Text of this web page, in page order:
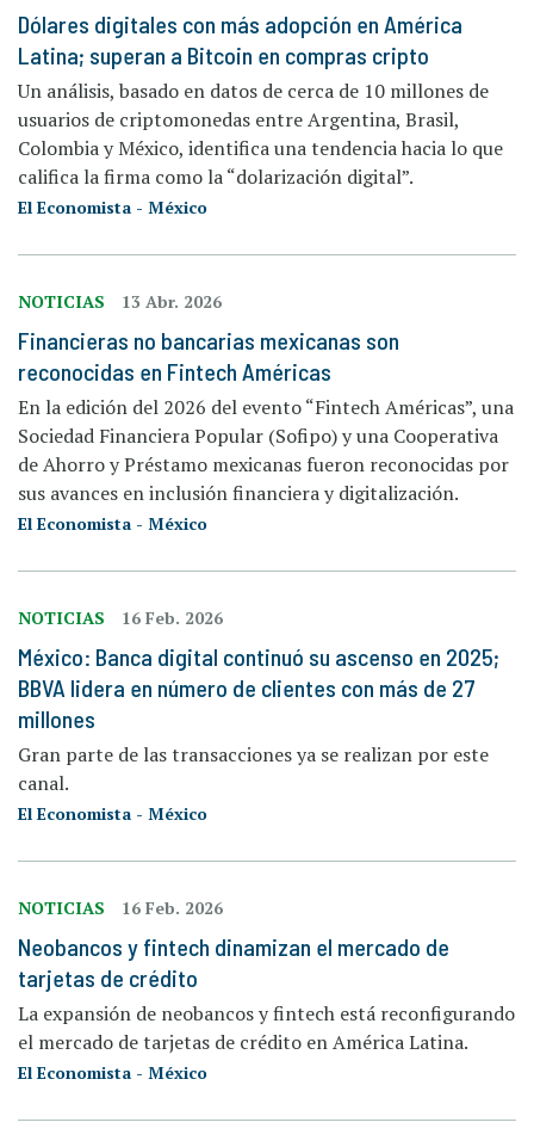
Dólares digitales con más adopción en América
Latina; superan a Bitcoin en compras cripto
Un análisis, basado en datos de cerca de 10 millones de
usuarios de criptomonedas entre Argentina, Brasil,
Colombia y México, identifica una tendencia hacia lo que
califica la firma como la “dolarización digital”.
El Economista - México
NOTICIAS 13 Abr. 2026
Financieras no bancarias mexicanas son
reconocidas en Fintech Américas
En la edición del 2026 del evento “Fintech Américas”, una
Sociedad Financiera Popular (Sofipo) y una Cooperativa
de Ahorro y Préstamo mexicanas fueron reconocidas por
sus avances en inclusión financiera y digitalización.
El Economista - México
NOTICIAS 16 Feb. 2026
México: Banca digital continuó su ascenso en 2025;
BBVA lidera en número de clientes con más de 27
millones
Gran parte de las transacciones ya se realizan por este
canal.
El Economista - México
NOTICIAS 16 Feb. 2026
Neobancos y fintech dinamizan el mercado de
tarjetas de crédito
La expansión de neobancos y fintech está reconfigurando
el mercado de tarjetas de crédito en América Latina.
El Economista - México